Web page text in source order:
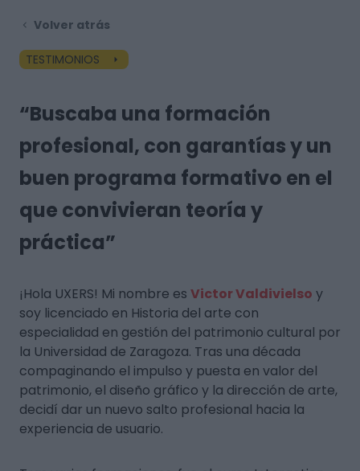
Volver atrás
TESTIMONIOS
“Buscaba una formación
profesional, con garantías y un
buen programa formativo en el
que convivieran teoría y
práctica”
¡Hola UXERS! Mi nombre es Victor Valdivielso y
soy licenciado en Historia del arte con
especialidad en gestión del patrimonio cultural por
la Universidad de Zaragoza. Tras una década
compaginando el impulso y puesta en valor del
patrimonio, el diseño gráfico y la dirección de arte,
decidí dar un nuevo salto profesional hacia la
experiencia de usuario.